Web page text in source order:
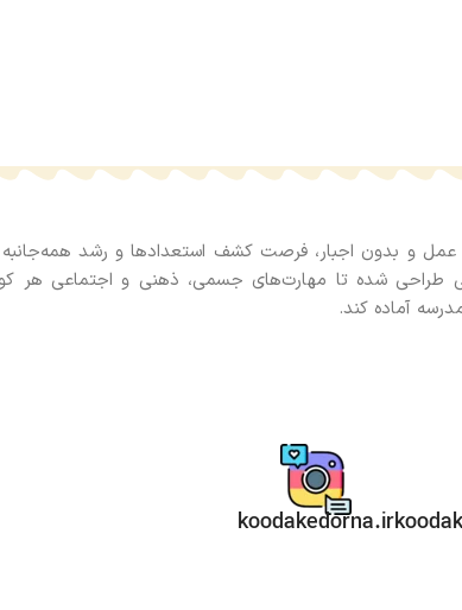
عمل و بدون اجبار، فرصت کشف استعدادها و رشد همه‌جانبه
طراحی شده تا مهارت‌های جسمی، ذهنی و اجتماعی هر
آماده کند.
koodakedorna.ir